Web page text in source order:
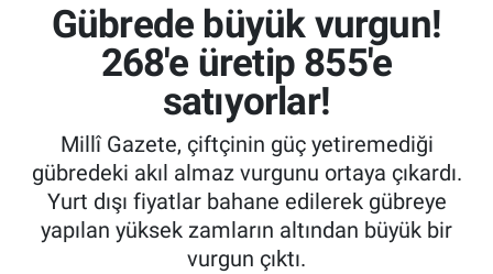
Gübrede büyük vurgun!
268'e üretip 855'e
satıyorlar!
Millî Gazete, çiftçinin güç yetiremediği
gübredeki akıl almaz vurgunu ortaya çıkardı.
Yurt dışı fiyatlar bahane edilerek gübreye
yapılan yüksek zamların altından büyük bir
vurgun çıktı.
Tarımsal Destekler
Tarım Bakanlığı
Tarım Kredi Kooperatifleri
Pankobirlik
Tüm Manşetler
Son Dakika Haberleri